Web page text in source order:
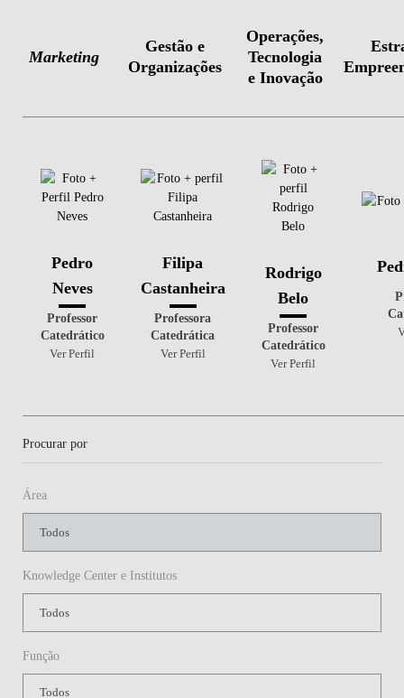
Marketing
Gestão e
Organizações
Operações,
Tecnologia
e Inovação
Pedro
Neves
Professor
Catedrático
Ver Perfil
Filipa
Castanheira
Professora
Catedrática
Ver Perfil
Rodrigo
Belo
Professor
Catedrático
Ver Perfil
Procurar por
Área
Knowledge Center e Institutos
Função